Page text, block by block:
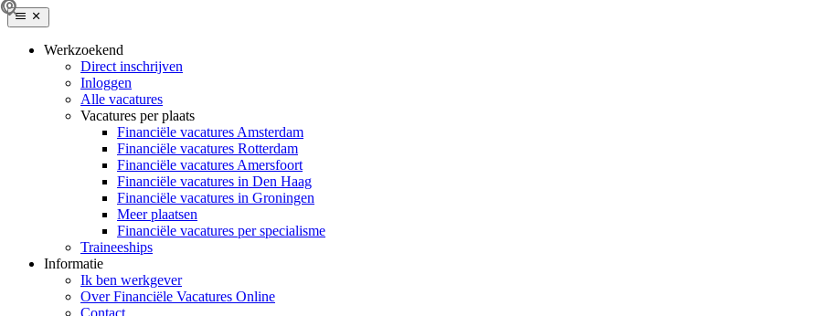
Werkzoekend
Direct inschrijven
Inloggen
Alle vacatures
Vacatures per plaats
Financiële vacatures Amsterdam
Financiële vacatures Rotterdam
Financiële vacatures Amersfoort
Financiële vacatures in Den Haag
Financiële vacatures in Groningen
Meer plaatsen
Financiële vacatures per specialisme
Traineeships
Informatie
Ik ben werkgever
Over Financiële Vacatures Online
Contact